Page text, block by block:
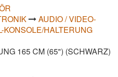
AUDIO / VIDEO-
KONSOLE/HALTERUNG
165 CM (65") (SCHWARZ)